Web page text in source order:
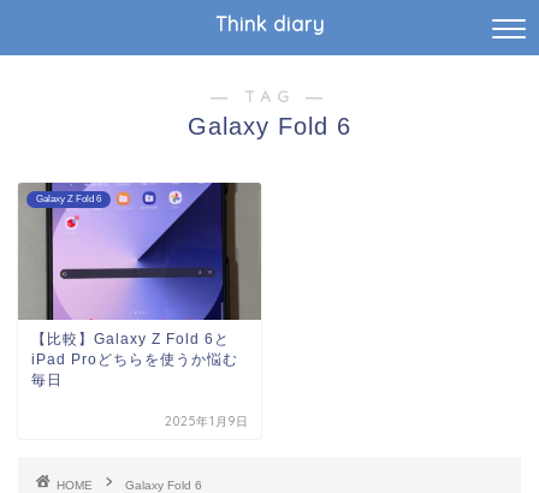
Think diary
― TAG ―
Galaxy Fold 6
Galaxy Z Fold 6
【比較】Galaxy Z Fold 6と
iPad Proどちらを使うか悩む
毎日
2025年1月9日
HOME Galaxy Fold 6